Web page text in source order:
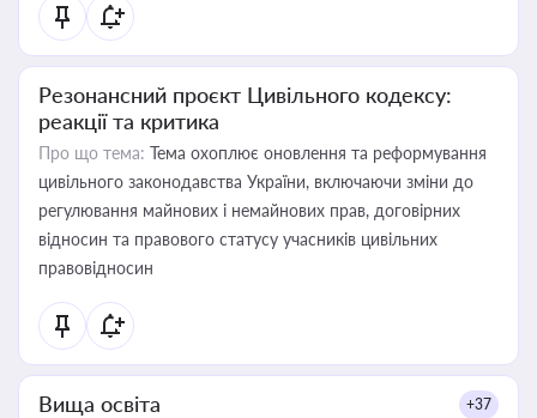
Резонансний проєкт Цивільного кодексу:
реакції та критика
Про що тема: Тема охоплює оновлення та реформування
цивільного законодавства України, включаючи зміни до
регулювання майнових і немайнових прав, договірних
відносин та правового статусу учасників цивільних
правовідносин
Вища освіта +37